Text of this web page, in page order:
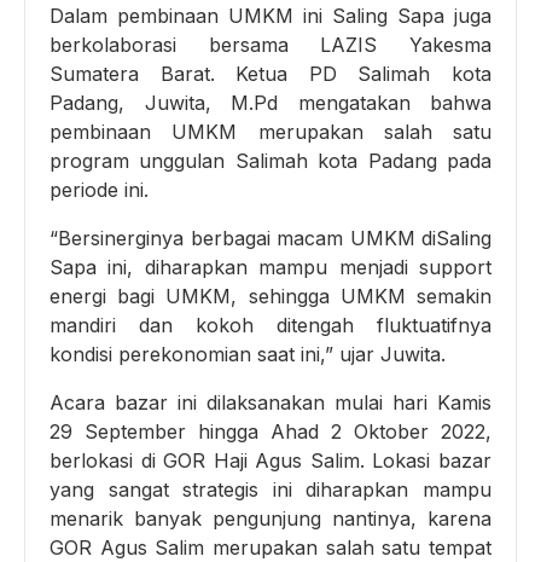
Dalam pembinaan UMKM ini Saling Sapa juga
berkolaborasi bersama LAZIS Yakesma
Sumatera Barat. Ketua PD Salimah kota
Padang, Juwita, M.Pd mengatakan bahwa
pembinaan UMKM merupakan salah satu
program unggulan Salimah kota Padang pada
periode ini.
“Bersinerginya berbagai macam UMKM diSaling
Sapa ini, diharapkan mampu menjadi support
energi bagi UMKM, sehingga UMKM semakin
mandiri dan kokoh ditengah fluktuatifnya
kondisi perekonomian saat ini,” ujar Juwita.
Acara bazar ini dilaksanakan mulai hari Kamis
29 September hingga Ahad 2 Oktober 2022,
berlokasi di GOR Haji Agus Salim. Lokasi bazar
yang sangat strategis ini diharapkan mampu
menarik banyak pengunjung nantinya, karena
GOR Agus Salim merupakan salah satu tempat